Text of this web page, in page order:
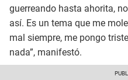
guerreando hasta ahorita,
así. Es un tema que me
mal siempre, me pongo
nada”, manifestó.